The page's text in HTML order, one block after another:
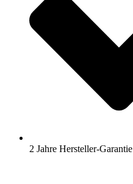
2 Jahre Hersteller-Garantie